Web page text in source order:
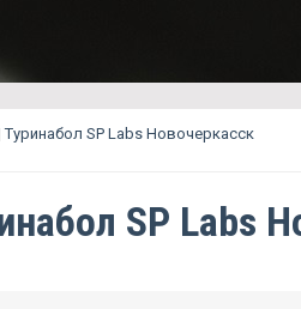
Туринабол SP Labs Новочеркасск
SP Labs